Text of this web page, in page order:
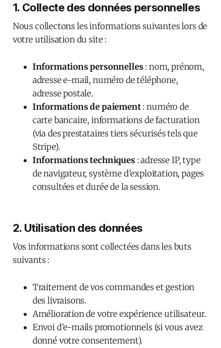
1. Collecte des données personnelles
Nous collectons les informations suivantes lors de
votre utilisation du site :
Informations personnelles : nom, prénom,
adresse e-mail, numéro de téléphone,
adresse postale.
Informations de paiement: numéro de
carte bancaire, informations de facturation
(via des prestataires tiers sécurisés tels que
Stripe).
Informations techniques : adresse IP, type
de navigateur, système d’exploitation, pages
consultées et durée de la session.
2. Utilisation des données
Vos informations sont collectées dans les buts
suivants :
Traitement de vos commandes et gestion
des livraisons.
Amélioration de votre expérience utilisateur.
Envoi d’e-mails promotionnels (si vous avez
donné votre consentement).